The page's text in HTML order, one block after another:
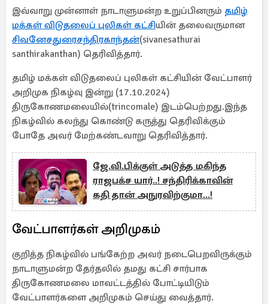
இவ்வாறு முன்னாள் நாடாளுமன்ற உறுப்பினரும் தமிழ்
மக்கள் விடுதலைப் புலிகள் கட்சியின் தலைவருமான
சிவனேசதுரைசந்திரகாந்தன்(sivanesathurai
santhirakanthan) தெரிவித்தார்.
தமிழ் மக்கள் விடுதலைப் புலிகள் கட்சியின் வேட்பாளர்
அறிமுக நிகழ்வு இன்று (17.10.2024)
திருகோணமலையில்(trincomale) இடம்பெற்றது.இந்த
நிகழ்வில் கலந்து கொண்டு கருத்து தெரிவிக்கும்
போதே அவர் மேற்கண்டவாறு தெரிவித்தார்.
ஜே.வி.பிக்குள் அடுத்த மகிந்த
ராஜபக்ச யார்..! சந்திரிக்காவின்
கதி தான் அநுரவிற்குமா...!
வேட்பாளர்கள் அறிமுகம்
குறித்த நிகழ்வில் பங்கேற்ற அவர் நடைபெறவிருக்கும்
நாடாளுமன்ற தேர்தலில் தமது கட்சி சார்பாக
திருகோணமலை மாவட்டத்தில் போட்டியிடும்
வேட்பாளர்களை அறிமுகம் செய்து வைத்தார்.